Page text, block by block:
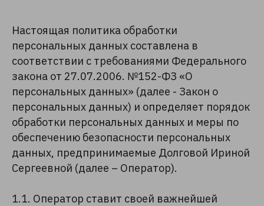
Настоящая политика обработки
персональных данных составлена в
соответствии с требованиями Федерального
закона от 27.07.2006. №152-ФЗ «О
персональных данных» (далее - Закон о
персональных данных) и определяет порядок
обработки персональных данных и меры по
обеспечению безопасности персональных
данных, предпринимаемые Долговой Ириной
Сергеевной (далее – Оператор).
1.1. Оператор ставит своей важнейшей